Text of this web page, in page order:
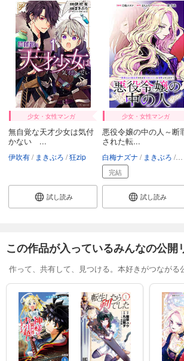
少女・女性マンガ
無自覚な天才少女は気付
かない ...
伊吹有 まきぶろ 狂zip
試し読み
少女・女性マンガ
悪役令嬢の中の人～断
された転...
白梅ナズナ まきぶろ
完結
試し読み
この作品が入っているみんなの公開
作って、共有して、見つける。本好きがつながる